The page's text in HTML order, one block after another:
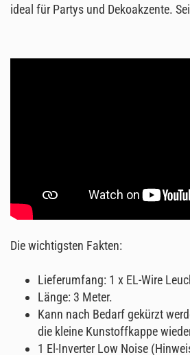
ideal für Partys und Dekoakzente.
Die wichtigsten Fakten:
Lieferumfang: 1 x EL-Wire
Länge: 3 Meter.
Kann nach Bedarf gekürzt
die kleine Kunstoffkappe
1 El-Inverter Low Noise